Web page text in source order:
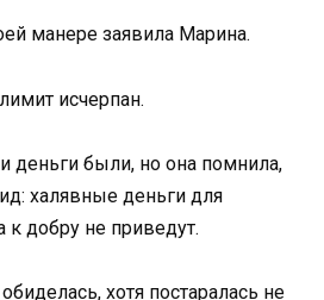
манере заявила Марина.
исчерпан.
деньги были, но она помнила,
халявные деньги для
добру не приведут.
хотя постаралась не